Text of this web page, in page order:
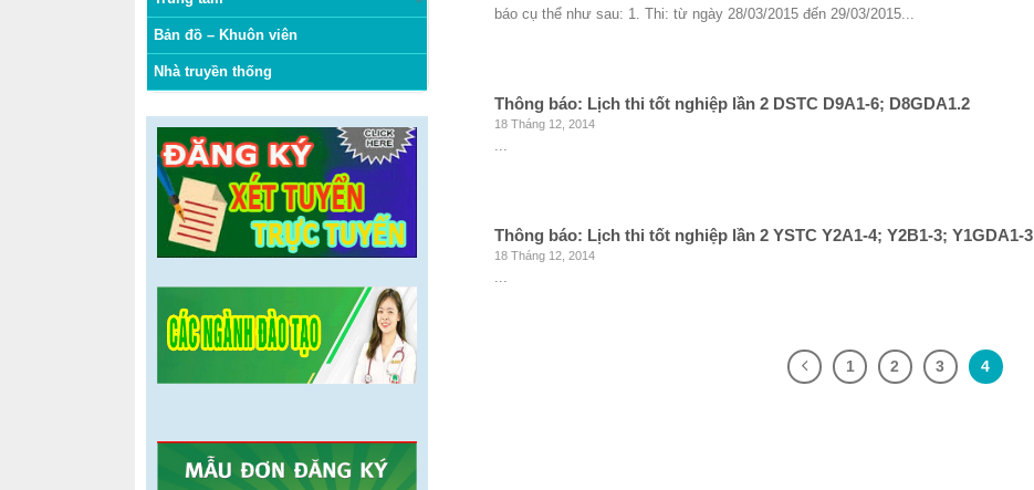
Bản đồ – Khuôn viên
Nhà truyền thống
báo cụ thể như sau: 1. Thi: từ ngày 28/03/2015 đến 29/03/2015...
Thông báo: Lịch thi tốt nghiệp lần 2 DSTC D9A1-6; D8GDA1.2
18 Tháng 12, 2014
...
Thông báo: Lịch thi tốt nghiệp lần 2 YSTC Y2A1-4; Y2B1-3; Y1GDA1-3
18 Tháng 12, 2014
...
1 2 3 4